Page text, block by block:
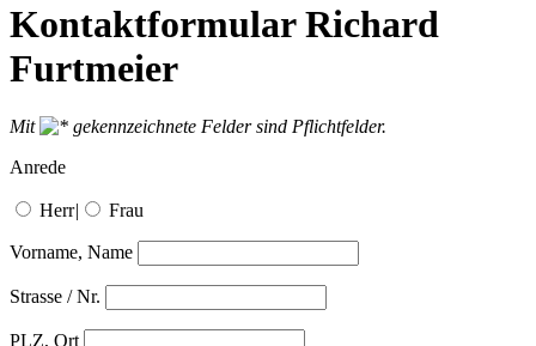
Kontaktformular Richard
Furtmeier
Mit
gekennzeichnete Felder sind Pflichtfelder.
Anrede
Herr| Frau
Vorname, Name
Strasse / Nr.
PLZ, Ort